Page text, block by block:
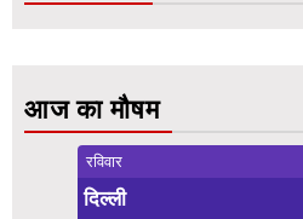
आज का मौषम
रविवार
दिल्ली